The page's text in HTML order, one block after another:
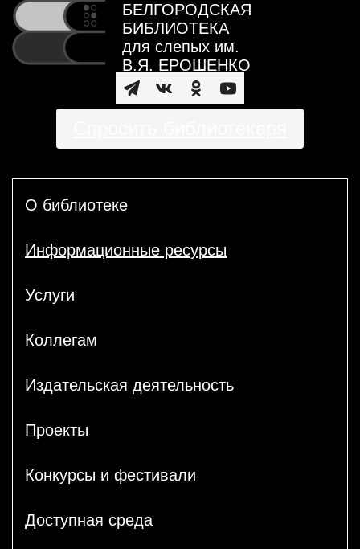
БЕЛГОРОДСКАЯ
БИБЛИОТЕКА
для слепых им.
В.Я. ЕРОШЕНКО
О библиотеке
Информационные ресурсы
Услуги
Коллегам
Издательская деятельность
Проекты
Конкурсы и фестивали
Доступная среда